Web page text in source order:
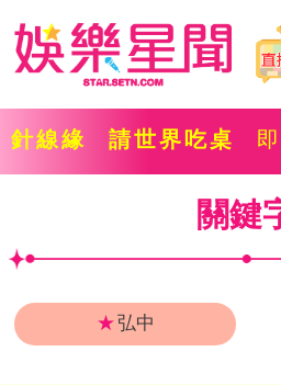
針線緣 請世界吃桌
關鍵
★ 弘中